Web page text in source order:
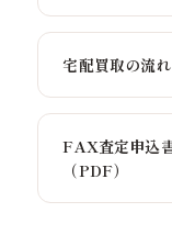
宅配買取の流れ
FAX査定申込
（PDF）